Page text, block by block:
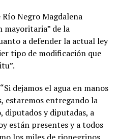
Negro Magdalena
mayoritaria” de la
a defender la actual ley
tipo de modificación que
dejamos el agua en manos
estaremos entregando la
diputados y diputadas, a
están presentes y a todos